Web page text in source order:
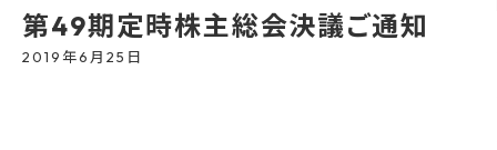
第49期定時株主総会決議ご通知
2019年6月25日